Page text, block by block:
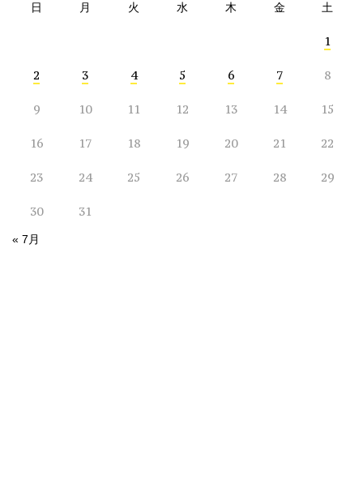
日 月 火 水 木 金 土
1
2 3 4 5 6 7 8
9 10 11 12 13 14 15
16 17 18 19 20 21 22
23 24 25 26 27 28 29
30 31
« 7月